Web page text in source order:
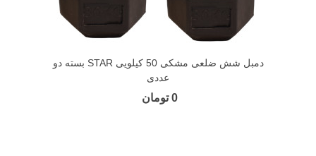
دمبل شش ضلعی مشکی 50 کیلویی STAR بسته دو
عددی
0 تومان